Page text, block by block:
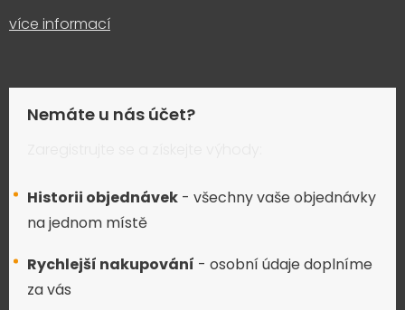
více informací
Nemáte u nás účet?
Historii objednávek - všechny vaše objednávky
na jednom místě
Rychlejší nakupování - osobní údaje doplníme
za vás